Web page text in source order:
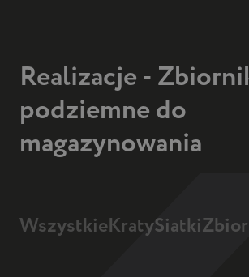
Realizacje -
podziemne do
magazynowania
WszystkieKratySiatki